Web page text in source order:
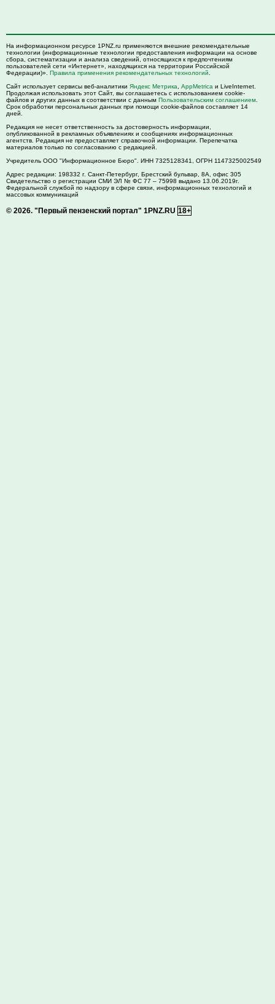
На информационном ресурсе 1PNZ.ru применяются внешние рекомендательные
технологии (информационные технологии предоставления информации на основе
сбора, систематизации и анализа сведений, относящихся к предпочтениям
пользователей сети «Интернет», находящихся на территории Российской
Федерации)». Правила применения рекомендательных технологий
Сайт использует сервисы веб-аналитики Яндекс Метрика AppMetrica и LiveInternet.
Продолжая использовать этот Сайт, вы соглашаетесь с использованием cookie-
файлов и других данных в соответствии с данным Пользовательским соглашением
Срок обработки персональных данных при помощи cookie-файлов составляет 14
дней.
Редакция не несет ответственность за достоверность информации,
опубликованной в рекламных объявлениях и сообщениях информационных
агентств. Редакция не предоставляет справочной информации. Перепечатка
материалов только по согласованию с редакцией.
Учредитель ООО "Информационное Бюро". ИНН 7325128341, ОГРН 1147325002549
Адрес редакции: 198332 г. Санкт-Петербург, Брестский бульвар, 8А, офис 305
Свидетельство о регистрации СМИ ЭЛ № ФС 77 – 75998 выдано 13.06.2019г.
Федеральной службой по надзору в сфере связи, информационных технологий и
массовых коммуникаций
© 2026. "Первый пензенский портал" 1PNZ.RU 18+